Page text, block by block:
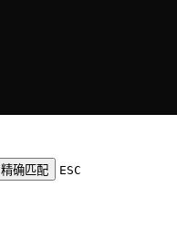
精确匹配 ESC